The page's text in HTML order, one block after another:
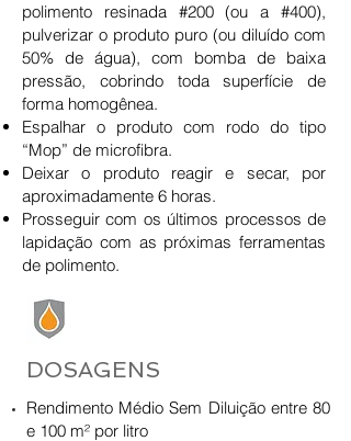
polimento resinada #200 (ou a #400),
pulverizar o produto puro (ou diluído com
50% de água), com bomba de baixa
pressão, cobrindo toda superfície de
forma homogênea.
Espalhar o produto com rodo do tipo
“Mop” de microfibra.
Deixar o produto reagir e secar, por
aproximadamente 6 horas.
Prosseguir com os últimos processos de
lapidação com as próximas ferramentas
de polimento.
DOSAGENS
Rendimento Médio Sem Diluição entre 80
e 100 m² por litro